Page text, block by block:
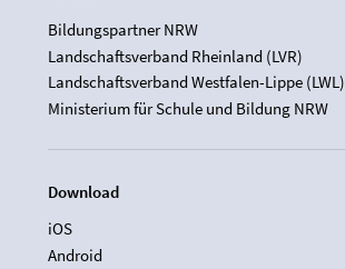
Bildungspartner NRW
Landschaftsverband Rheinland (LVR)
Landschaftsverband Westfalen-Lippe (LWL)
Ministerium für Schule und Bildung NRW
Download
iOS
Android